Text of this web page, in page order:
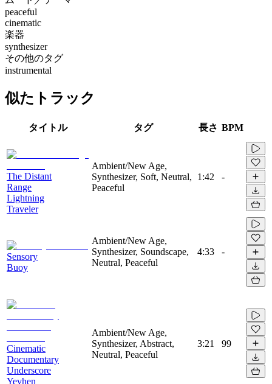
peaceful
cinematic
楽器
synthesizer
その他のタグ
instrumental
似たトラック
タイトル タグ 長さ BPM
The Distant
Range
Lightning
Traveler
Ambient/New Age,
Synthesizer, Soft, Neutral,
Peaceful
1:42 -
Sensory
Buoy
Ambient/New Age,
Synthesizer, Soundscape,
Neutral, Peaceful
4:33 -
Cinematic
Documentary
Underscore
Yevhen
Ambient/New Age,
Synthesizer, Abstract,
Neutral, Peaceful
3:21 99